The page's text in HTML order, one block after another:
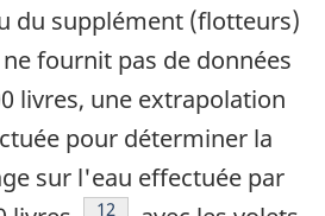
du supplément (flotteurs)
fournit pas de données
livres, une extrapolation
pour déterminer la
sur l'eau effectuée par
Note de bas de page
12